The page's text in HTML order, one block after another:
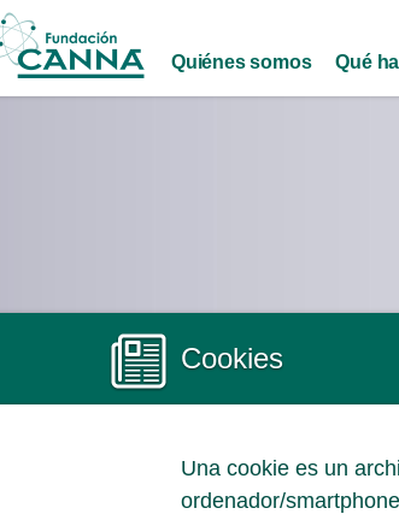
Main menu
Quiénes somos Qué
Cookies
Una cookie es un
ordenador/